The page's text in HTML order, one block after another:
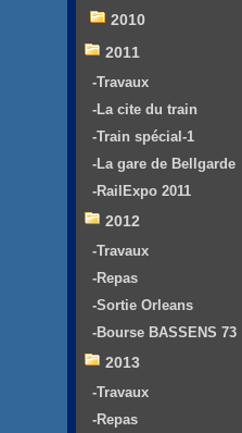
2010
2011
-Travaux
-La cite du train
-Train spécial-1
-La gare de Bellgarde
-RailExpo 2011
2012
-Travaux
-Repas
-Sortie Orleans
-Bourse BASSENS 73
2013
-Travaux
-Repas